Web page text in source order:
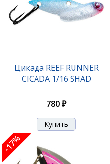
Цикада REEF RUNNER
CICADA 1/16 SHAD
780 ₽
-17%